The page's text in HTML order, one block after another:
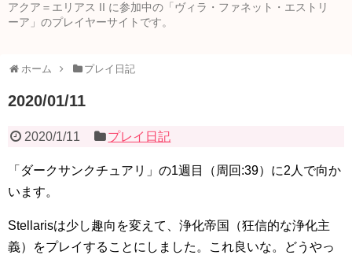
アクア＝エリアス II に参加中の「ヴィラ・ファネット・エストリ
ーア」のプレイヤーサイトです。
ホーム プレイ日記
2020/01/11
2020/1/11 プレイ日記
「ダークサンクチュアリ」の1週目（周回:39）に2人で向か
います。
Stellarisは少し趣向を変えて、浄化帝国（狂信的な浄化主
義）をプレイすることにしました。これ良いな。どうやっ